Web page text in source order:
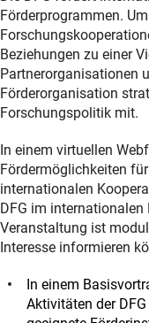
Förderprogrammen.
Beziehungen zu einer
Partnerorganisationen
Förderorganisation
Forschungspolitik mit.
In einem virtuellen
Fördermöglichkeiten
internationalen
DFG im
Veranstaltung ist
Interesse informieren
In einem
Aktivitäten der